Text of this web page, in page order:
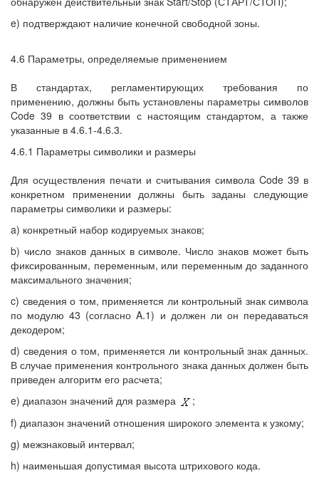
e) подтверждают наличие конечной свободной зоны.
4.6 Параметры, определяемые применением
В стандартах, регламентирующих требования по
применению, должны быть установлены параметры символов
Code 39 в соответствии с настоящим стандартом, а также
указанные в 4.6.1-4.6.3.
4.6.1 Параметры символики и размеры
Для осуществления печати и считывания символа Code 39 в
конкретном применении должны быть заданы следующие
параметры символики и размеры:
a) конкретный набор кодируемых знаков;
b) число знаков данных в символе. Число знаков может быть
фиксированным, переменным, или переменным до заданного
максимального значения;
c) сведения о том, применяется ли контрольный знак символа
по модулю 43 (согласно A.1) и должен ли он передаваться
декодером;
d) сведения о том, применяется ли контрольный знак данных.
В случае применения контрольного знака данных должен быть
приведен алгоритм его расчета;
e) диапазон значений для размера
;
f) диапазон значений отношения широкого элемента к узкому;
g) межзнаковый интервал;
h) наименьшая допустимая высота штрихового кода.